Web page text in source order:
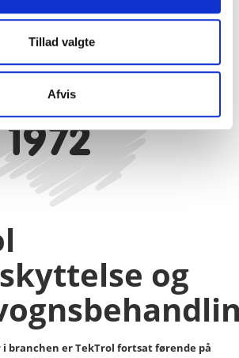
Tillad valgte
Afvis
og
i branchen er TekTrol fortsat førende på